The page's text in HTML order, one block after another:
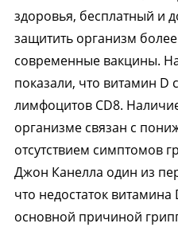
здоровья, бесплатный и
защитить организм
современные вакцины.
показали, что витамин D
лимфоцитов CD8.
организме связан с
отсутствием симптомов
Джон Канелла один из
что недостаток
основной причиной